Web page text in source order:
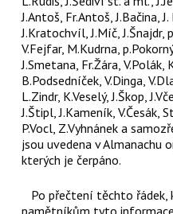
J.Antoš, Fr.Antoš, J.Bačina,
J.Kratochvíl, J.Míč, J.Šnajdr,
V.Fejfar, M.Kudrna,
J.Smetana, Fr.Žára, V.Polák,
B.Podsedníček, V.Dinga,
L.Zindr, K.Veselý, J.Škop,
J.Štipl, J.Kameník, V.Česák,
P.Vocl, Z.Vyhnánek a
jsou uvedena v Almanachu
kterých je čerpáno.
Po přečtení těchto řádek,
pamětníkům tyto